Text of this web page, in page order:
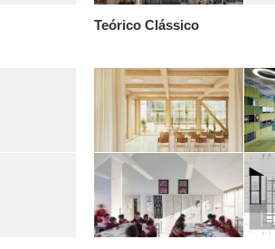
Teórico Clássico